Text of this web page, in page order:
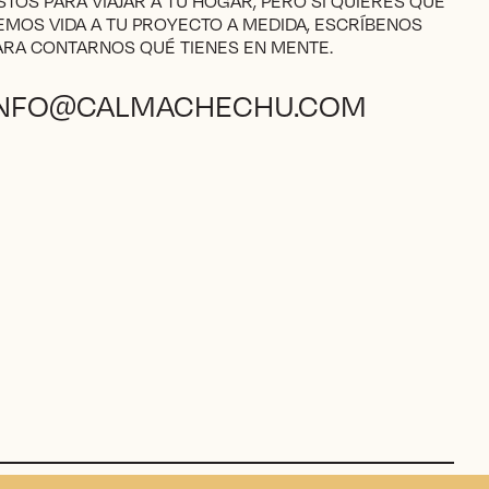
VIDA A TU PROYECTO A MEDIDA, ESCRÍBENOS
CONTARNOS QUÉ TIENES EN MENTE.